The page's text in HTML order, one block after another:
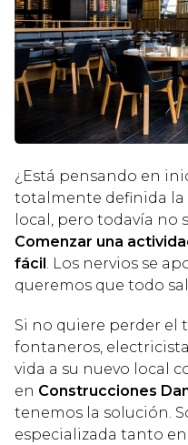
¿Está pensando en
totalmente definida la
local, pero todavía no
Comenzar una
fácil. Los nervios se
queremos que todo
Si no quiere perder
fontaneros,
vida a su nuevo local
en Construcciones
tenemos la solución.
especializada tanto